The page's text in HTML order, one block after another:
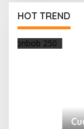
HOT TREND
Overheat